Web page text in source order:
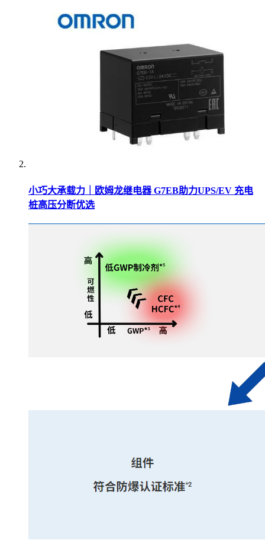
小巧大承载力｜欧姆龙继电器 G7EB助力UPS/EV 充电
桩高压分断优选